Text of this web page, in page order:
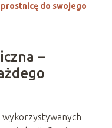
do swojego
–
wykorzystywanych